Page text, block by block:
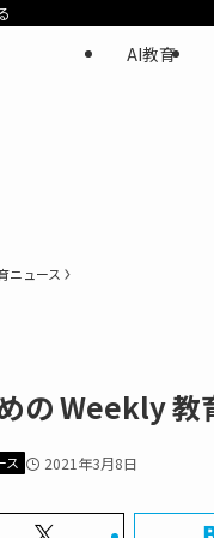
AI教育
ニュース
の Weekly 教
ス 2021年3月8日